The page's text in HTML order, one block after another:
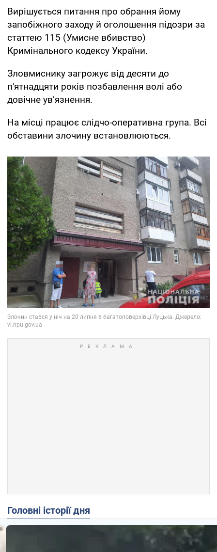
Вирішується питання про обрання йому
запобіжного заходу й оголошення підозри за
статтею 115 (Умисне вбивство)
Кримінального кодексу України.
Зловмиснику загрожує від десяти до
п'ятнадцяти років позбавлення волі або
довічне ув’язнення.
На місці працює слідчо-оперативна група. Всі
обставини злочину встановлюються.
Головні історії дня